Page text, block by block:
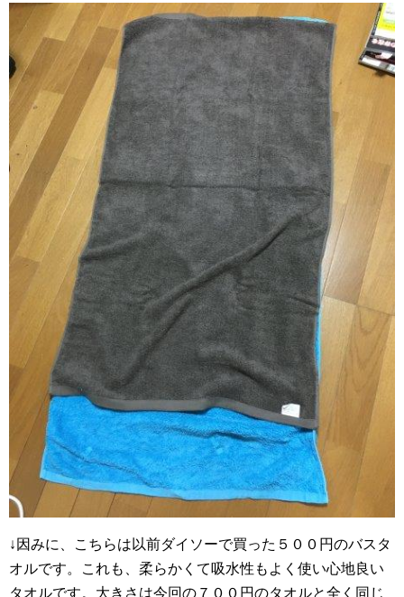
↓因みに、こちらは以前ダイソーで買った５００円のバスタ
オルです。これも、柔らかくて吸水性もよく使い心地良い
タオルです。大きさは今回の７００円のタオルと全く同じ